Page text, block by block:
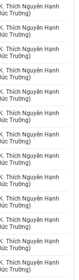
Thích Nguyên Hạnh
Trường)
Thích Nguyên Hạnh
Trường)
Thích Nguyên Hạnh
Trường)
Thích Nguyên Hạnh
Trường)
Thích Nguyên Hạnh
Trường)
Thích Nguyên Hạnh
Trường)
Thích Nguyên Hạnh
Trường)
Thích Nguyên Hạnh
Trường)
Thích Nguyên Hạnh
Trường)
Thích Nguyên Hạnh
Trường)
Thích Nguyên Hạnh
Trường)
Thích Nguyên Hạnh
Trường)
Thích Nguyên Hạnh
Trường)